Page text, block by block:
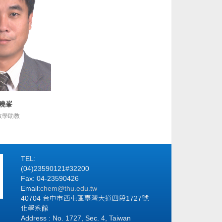
訊
峯
學助教
TEL:
(04)23590121#32200
Fax: 04-23590426
Email:chem@thu.edu.tw
40704 台中市西屯區臺灣大道四段1727號
化學系館
Address : No. 1727, Sec. 4, Taiwan